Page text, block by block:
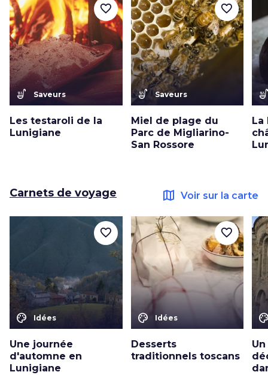
soup_kitchen Saveurs
Les testaroli de la
Lunigiane
favorite_border
soup_kitchen Saveurs
Miel de plage du
Parc de Migliarino-
San Rossore
favorite_border
La
Carnets de voyage map Voir sur la carte
color_lens Idées
Une journée
d'automne en
Lunigiane
favorite_border
color_lens Idées
Desserts
traditionnels toscans
favorite_border